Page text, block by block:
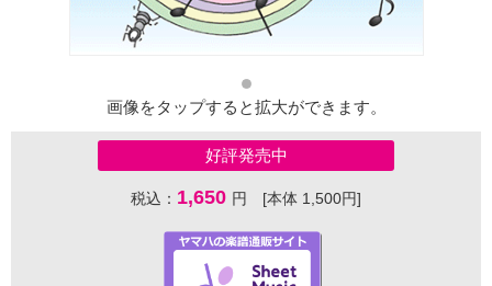
画像をタップすると拡大ができます。
好評発売中
税込： 1,650 円 [本体 1,500円]